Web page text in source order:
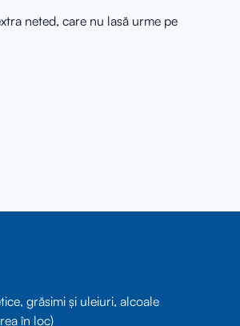
neted, care nu lasă urme pe
grăsimi și uleiuri, alcoale
în loc)